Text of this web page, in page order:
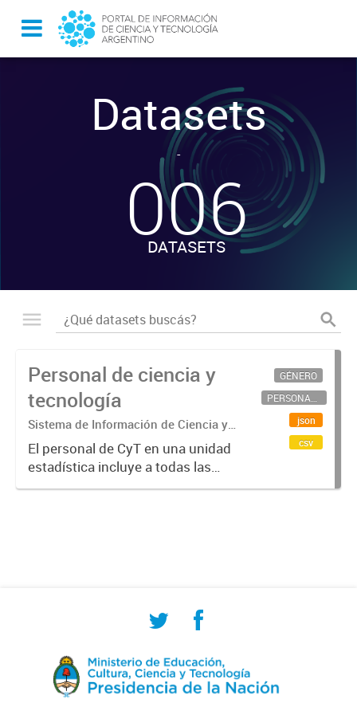
Datasets
-
006
DATASETS
Personal de ciencia y
tecnología
Sistema de Información de Ciencia y
Tecnología Argentino (SICYTAR)
El personal de CyT en una unidad
estadística incluye a todas las
personas involucradas
GÉNERO
PERSONAL CIENTÍFICO-TECNOLÓGICO
json
csv